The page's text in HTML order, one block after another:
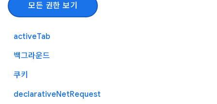
모든 권한 보기
activeTab
백그라운드
쿠키
declarativeNetRequest